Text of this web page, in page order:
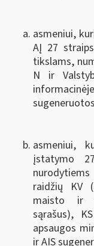
asmeniui,
AĮ 27
tikslams,
N ir
asmeniui,
įstatymo
raidžių KV
maisto ir
sąrašus),
apsaugos
ir AIS